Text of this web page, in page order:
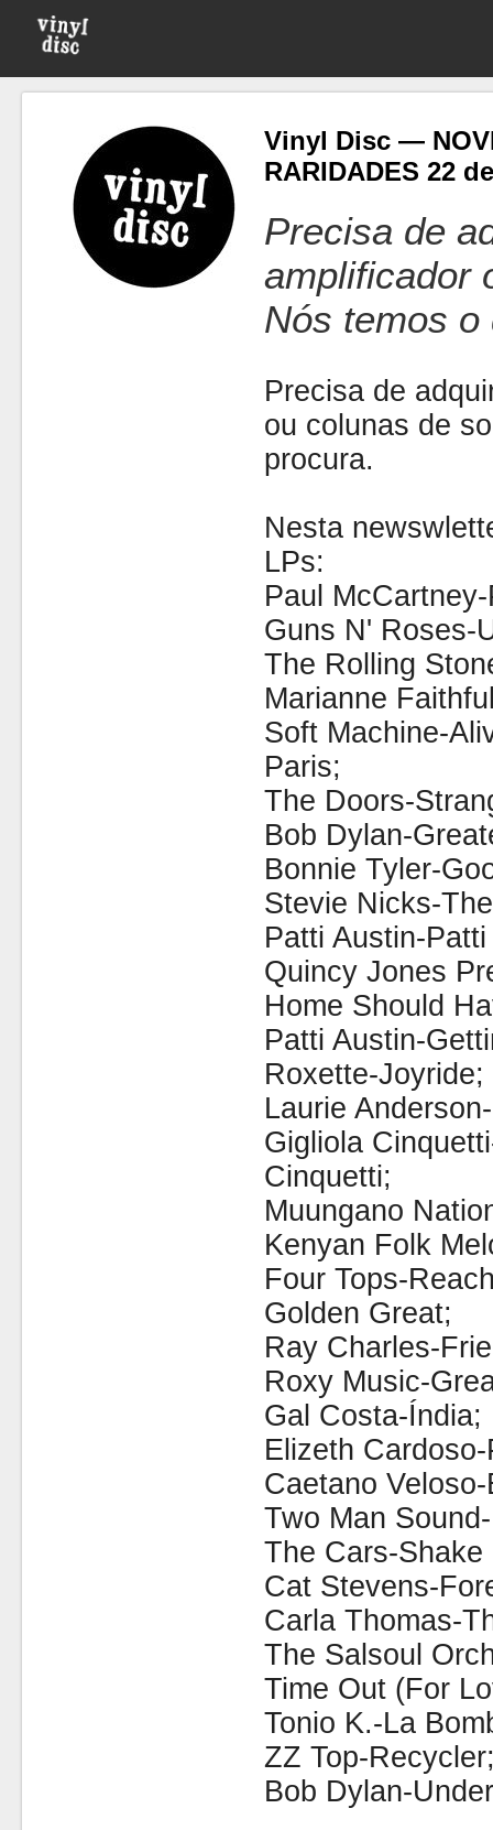
Vinyl Disc —
RARIDADES 22
Precisa de
amplificador
Nós temos o
Precisa de
ou colunas de
procura.
Nesta
LPs:
Paul
Guns N' Roses-
The Rolling
Marianne
Soft Machine-
Paris;
The Doors-
Bob Dylan-
Bonnie Tyler-
Stevie Nicks-
Patti Austin-
Quincy Jones
Home Should
Patti Austin-
Roxette-Joyride;
Laurie
Gigliola
Cinquetti;
Muungano
Kenyan Folk
Four Tops-
Golden Great;
Ray Charles-
Roxy Music-
Gal Costa-Índia;
Elizeth
Caetano
Two Man
The Cars-Shake
Cat Stevens-
Carla Thomas-
The Salsoul
Time Out (For
Tonio K.-La
ZZ Top-
Bob Dylan-